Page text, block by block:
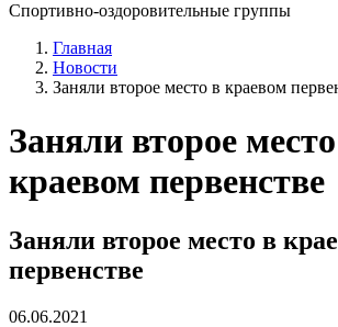
Спортивно-оздоровительные группы
Главная
Новости
Заняли второе место в краевом
Заняли второе
краевом первенстве
Заняли второе место в
первенстве
06.06.2021